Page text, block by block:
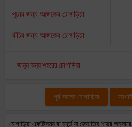
পুনের জন্য আজকের চোগাড়িয়া
রাঁচির জন্য আজকের চোগাড়িয়া
জানুন অন্য শহরের চোগাড়িয়া
পূর্ব কালের চোগাড়িয়া
চোগাড়িয়া একটিসময় বা মুহূর্ত যা জ্যোতিষ শাস্ত্র